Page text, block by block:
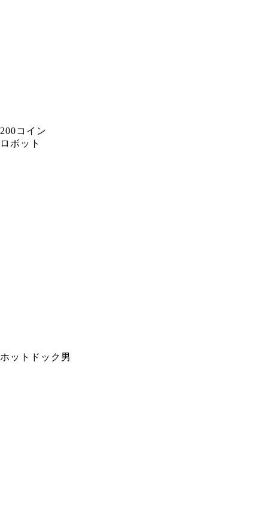
200コイン
ロボット
ホットドック男